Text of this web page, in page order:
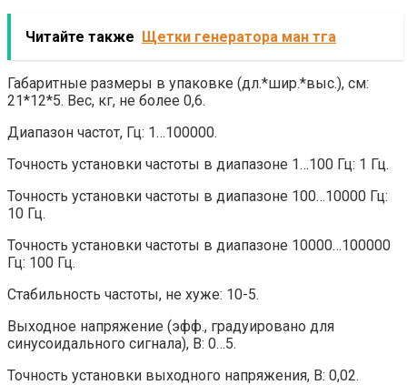
Читайте также Щетки генератора ман тга
Габаритные размеры в упаковке (дл.*шир.*выс.), см:
21*12*5. Вес, кг, не более 0,6.
Диапазон частот, Гц: 1…100000.
Точность установки частоты в диапазоне 1…100 Гц: 1 Гц.
Точность установки частоты в диапазоне 100…10000 Гц:
10 Гц.
Точность установки частоты в диапазоне 10000…100000
Гц: 100 Гц.
Стабильность частоты, не хуже: 10-5.
Выходное напряжение (эфф., градуировано для
синусоидального сигнала), В: 0…5.
Точность установки выходного напряжения, В: 0,02.